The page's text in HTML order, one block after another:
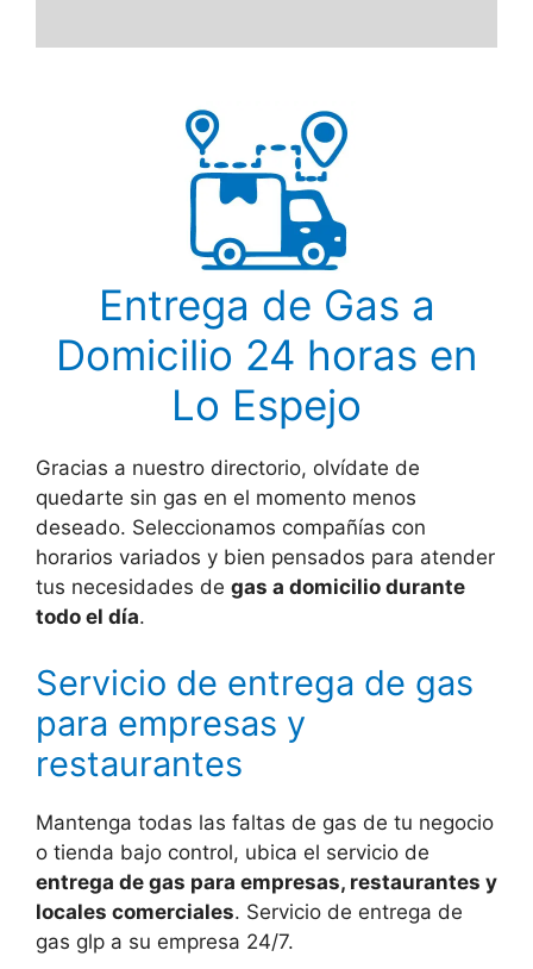
Entrega de Gas a
Domicilio 24 horas en
Lo Espejo
Gracias a nuestro directorio, olvídate de
quedarte sin gas en el momento menos
deseado. Seleccionamos compañías con
horarios variados y bien pensados para atender
tus necesidades de gas a domicilio durante
todo el día.
Servicio de entrega de gas
para empresas y
restaurantes
Mantenga todas las faltas de gas de tu negocio
o tienda bajo control, ubica el servicio de
entrega de gas para empresas, restaurantes y
locales comerciales. Servicio de entrega de
gas glp a su empresa 24/7.